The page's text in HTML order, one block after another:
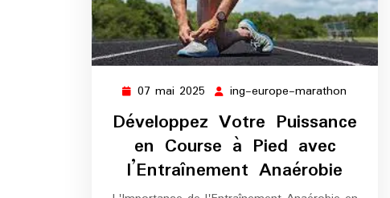
07 mai 2025 07
mai
2025
ing-europe-marathon
marathon
Développez Votre Puissance
en Course à Pied avec
l’Entraînement Anaérobie